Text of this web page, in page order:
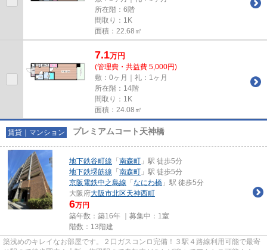
所在階：6階
間取り：1K
面積：22.68㎡
7.1万円
(管理費・共益費 5,000円)
敷：0ヶ月｜礼：1ヶ月
所在階：14階
間取り：1K
面積：24.08㎡
賃貸｜マンション プレミアムコート天神橋
地下鉄谷町線 「 南森町 」駅 徒歩5分
地下鉄堺筋線 「 南森町 」駅 徒歩5分
京阪電鉄中之島線 「 なにわ橋 」駅 徒歩5分
大阪府大阪市北区天神西町
6万円
築年数：築16年 ｜募集中： 1室
階数：13階建
築浅めのキレイなお部屋です。２口ガスコンロ完備！３駅４路線利用可能で最寄